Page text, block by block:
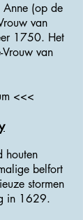
Anne (op de
van
1750. Het
Vrouw van
<<<
houten
belfort
stormen
in 1629.